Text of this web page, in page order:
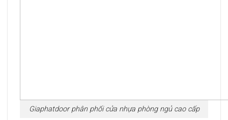
Giaphatdoor phân phối cửa nhựa phòng ngủ cao cấp